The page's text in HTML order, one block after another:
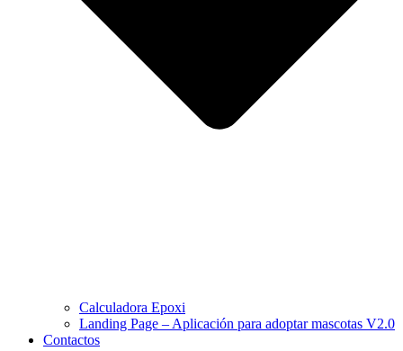
Calculadora Epoxi
Landing Page – Aplicación para adoptar mascotas V2.0
Contactos